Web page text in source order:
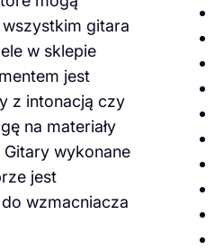
gitara
w sklepie
jest
z intonacją czy
na materiały
wykonane
jest
wzmacniacza